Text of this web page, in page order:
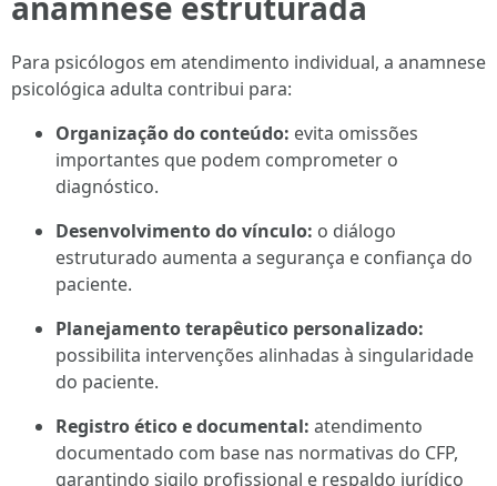
Para psicólogos em atendimento individual, a anamnese
psicológica adulta contribui para:
Organização do conteúdo: evita omissões
importantes que podem comprometer o
diagnóstico.
Desenvolvimento do vínculo: o diálogo
estruturado aumenta a segurança e confiança do
paciente.
Planejamento terapêutico personalizado:
possibilita intervenções alinhadas à singularidade
do paciente.
Registro ético e documental: atendimento
documentado com base nas normativas do CFP,
garantindo sigilo profissional e respaldo jurídico